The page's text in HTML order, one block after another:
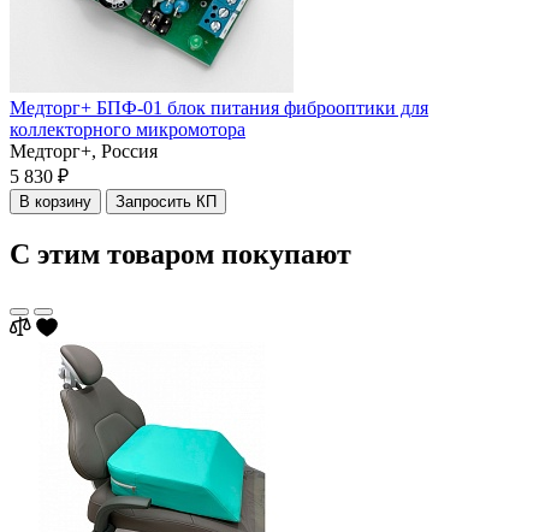
Медторг+ БПФ-01 блок питания фиброоптики для
коллекторного микромотора
Медторг+, Россия
5 830 ₽
В корзину Запросить КП
С этим товаром покупают